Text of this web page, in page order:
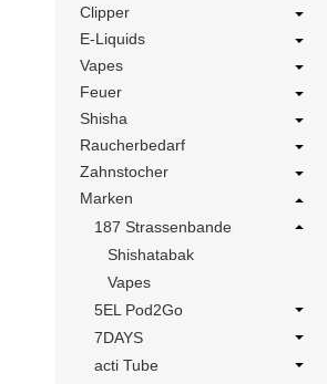
Clipper
E-Liquids
Vapes
Feuer
Shisha
Raucherbedarf
Zahnstocher
Marken
187 Strassenbande
Shishatabak
Vapes
5EL Pod2Go
7DAYS
acti Tube